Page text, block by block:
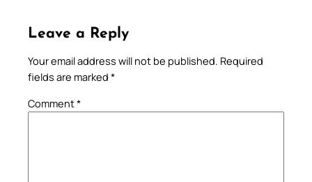
Leave a Reply
Your email address will not be published. Required
fields are marked *
Comment*